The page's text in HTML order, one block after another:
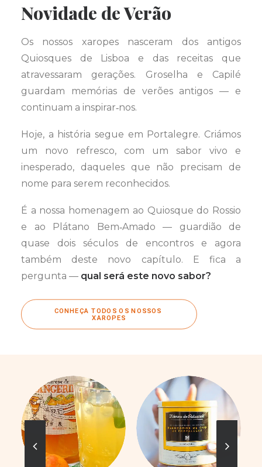
Novidade de Verão
Os nossos xaropes nasceram dos antigos
Quiosques de Lisboa e das receitas que
atravessaram gerações. Groselha e Capilé
guardam memórias de verões antigos — e
continuam a inspirar‑nos.
Hoje, a história segue em Portalegre. Criámos
um novo refresco, com um sabor vivo e
inesperado, daqueles que não precisam de
nome para serem reconhecidos.
É a nossa homenagem ao Quiosque do Rossio
e ao Plátano Bem‑Amado — guardião de
quase dois séculos de encontros e agora
também deste novo capítulo. E fica a
pergunta — qual será este novo sabor?
CONHEÇA TODOS OS NOSSOS
XAROPES